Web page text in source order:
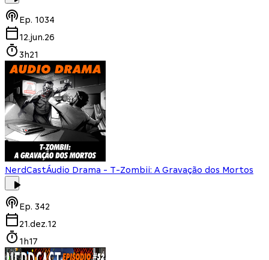
Ep. 1034
12.jun.26
3h21
NerdCastÁudio Drama - T-Zombii: A Gravação dos Mortos
Ep. 342
21.dez.12
1h17